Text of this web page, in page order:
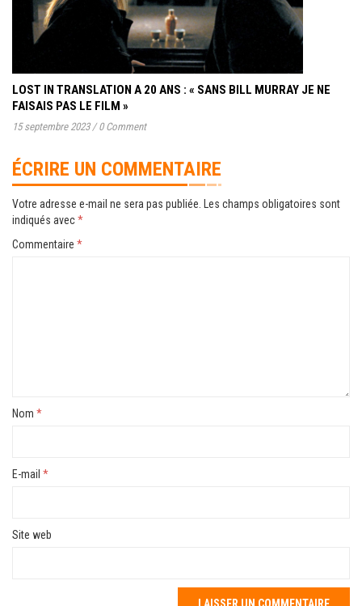
LOST IN TRANSLATION A 20 ANS : « SANS BILL MURRAY JE NE
FAISAIS PAS LE FILM »
15 septembre 2023 / 0 Comment
ÉCRIRE UN COMMENTAIRE
Votre adresse e-mail ne sera pas publiée.
Les champs obligatoires sont
indiqués avec*
Commentaire *
Nom *
E-mail *
Site web